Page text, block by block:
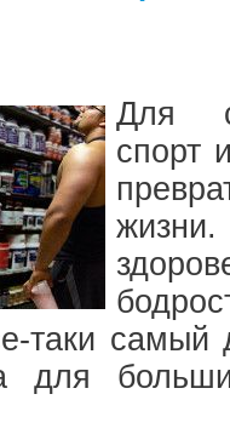
Для
спорт
таки самый
для